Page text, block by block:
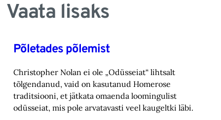
Vaata lisaks
Põletades põlemist
Christopher Nolan ei ole „Odüsseiat“ lihtsalt
tõlgendanud, vaid on kasutanud Homerose
tra‎ditsiooni, et jätkata omaenda loomingulist
odüsseiat, mis pole arvatavasti veel kaugeltki läbi.‎